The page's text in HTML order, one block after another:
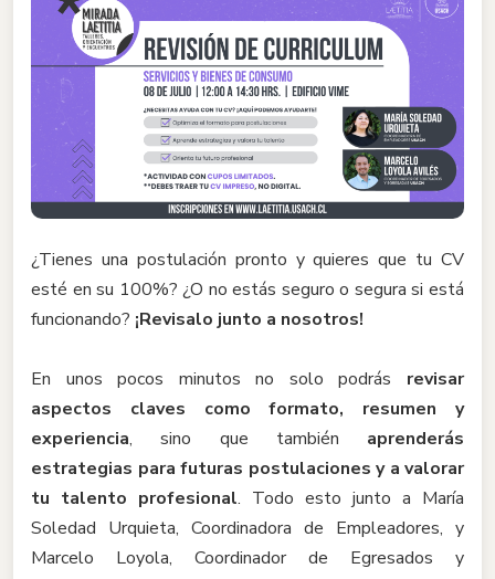
¿Tienes una postulación pronto y quieres que tu CV
esté en su 100%? ¿O no estás seguro o segura si está
funcionando? ¡Revisalo junto a nosotros!
En unos pocos minutos no solo podrás revisar
aspectos claves como formato, resumen y
experiencia, sino que también aprenderás
estrategias para futuras postulaciones y a valorar
tu talento profesional. Todo esto junto a María
Soledad Urquieta, Coordinadora de Empleadores, y
Marcelo Loyola, Coordinador de Egresados y